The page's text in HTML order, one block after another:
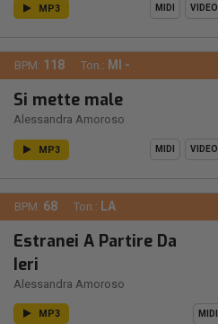
MP3 MIDI VIDEO
BPM: 118 Ton.: MI -
Si mette male
Alessandra Amoroso
MP3 MIDI VIDEO
BPM: 68 Ton.: LA
Estranei A Partire Da
Ieri
Alessandra Amoroso
MP3 MIDI